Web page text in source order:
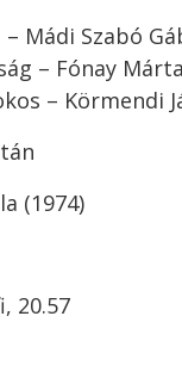
– Mádi Szabó
– Fónay
– Körmendi
(1974)
20.57